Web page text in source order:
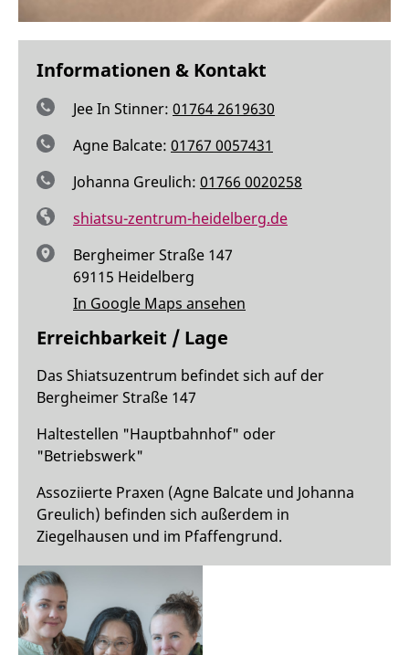
Informationen & Kontakt
Jee In Stinner: 01764 2619630
Agne Balcate: 01767 0057431
Johanna Greulich: 01766 0020258
shiatsu-zentrum-heidelberg.de
Bergheimer Straße 147
69115 Heidelberg
In Google Maps ansehen
Erreichbarkeit / Lage
Das Shiatsuzentrum befindet sich auf der
Bergheimer Straße 147
Haltestellen "Hauptbahnhof" oder
"Betriebswerk"
Assoziierte Praxen (Agne Balcate und Johanna
Greulich) befinden sich außerdem in
Ziegelhausen und im Pfaffengrund.